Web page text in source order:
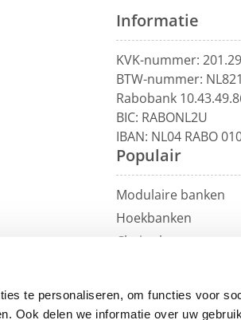
te personaliseren, om functies voor
Ook delen we informatie over uw
Informatie
KVK-nummer:
BTW-nummer:
Rabobank
BIC: RABONL2U
IBAN: NL04 RABO
Populair
Modulaire banken
Hoekbanken
Chaise longue
Loungebanken
Rechte banken